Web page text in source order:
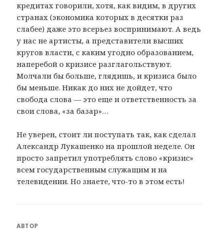
кредитах говорили, хотя, как видим, в других
странах (экономика которых в десятки раз
слабее) даже это всерьез воспринимают. А ведь
у нас не артисты, а представители высших
кругов власти, с каким угодно образованием,
наперебой о кризисе разглагольствуют.
Молчали бы больше, глядишь, и кризиса было
бы меньше. Никак до них не дойдет, что
свобода слова — это еще и ответственность за
свои слова, «за базар»…
Не уверен, стоит ли поступать так, как сделал
Александр Лукашенко на прошлой неделе. Он
просто запретил употреблять слово «кризис»
всем государственным служащим и на
телевидении. Но знаете, что-то в этом есть!
АВТОР